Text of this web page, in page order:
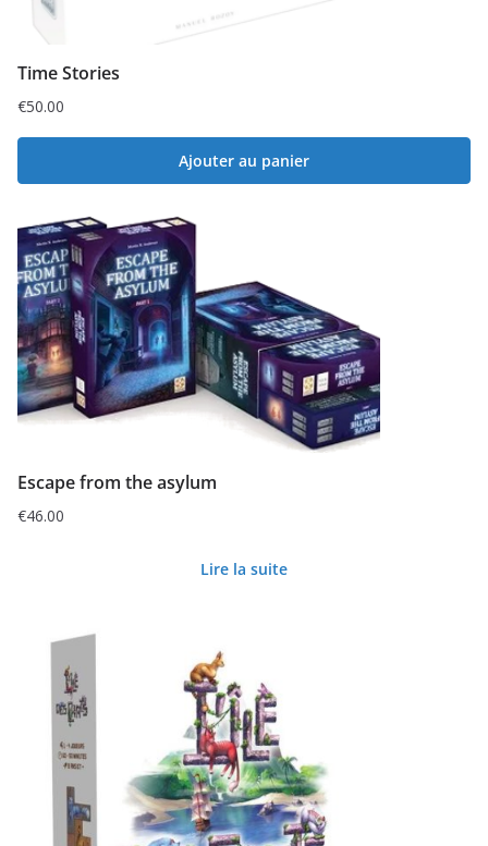
Time Stories
€50.00
Ajouter au panier
Escape from the asylum
€46.00
Lire la suite